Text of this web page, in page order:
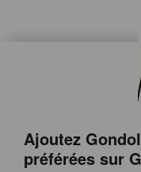
Ajoutez
préférées sur